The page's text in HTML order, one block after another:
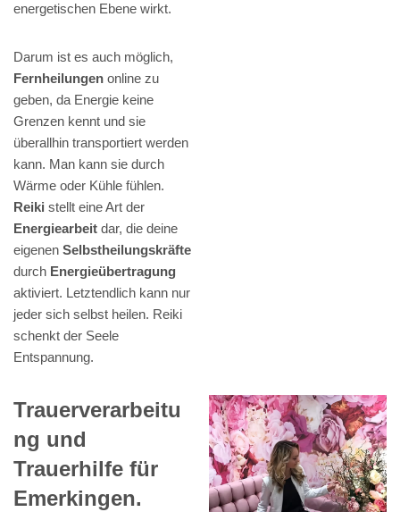
energetischen Ebene wirkt.
Darum ist es auch möglich,
Fernheilungen online zu
geben, da Energie keine
Grenzen kennt und sie
überallhin transportiert werden
kann. Man kann sie durch
Wärme oder Kühle fühlen.
Reiki stellt eine Art der
Energiearbeit dar, die deine
eigenen Selbstheilungskräfte
durch Energieübertragung
aktiviert. Letztendlich kann nur
jeder sich selbst heilen. Reiki
schenkt der Seele
Entspannung.
Trauerverarbeitu
ng und
Trauerhilfe für
Emerkingen.